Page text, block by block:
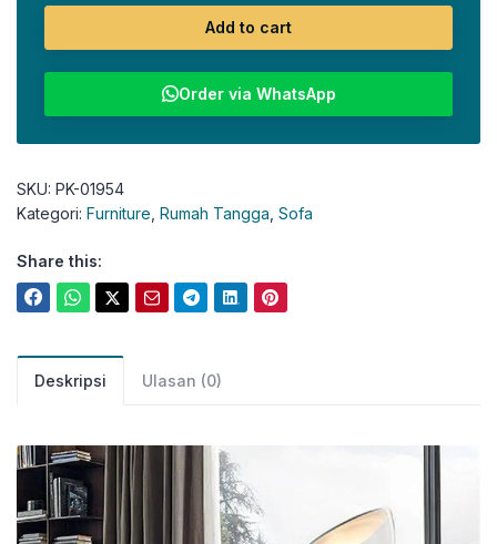
Add to cart
Order via WhatsApp
SKU: PK-01954
Kategori: Furniture Rumah Tangga Sofa
Share this:
Deskripsi Ulasan (0)